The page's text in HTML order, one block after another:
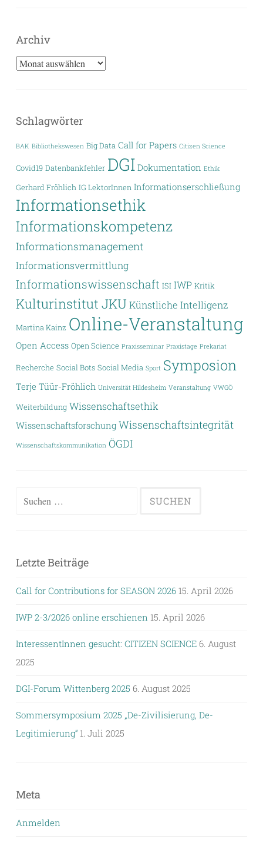
Archiv
Archiv
Schlagwörter
BAK Bibliothekswesen Big Data Call for Papers Citizen Science
Covid19 Datenbankfehler DGI Dokumentation Ethik
Gerhard Fröhlich IG LektorInnen Informationserschließung
Informationsethik
Informationskompetenz
Informationsmanagement
Informationsvermittlung
Informationswissenschaft ISI IWP Kritik
Kulturinstitut JKU Künstliche Intelligenz
Martina Kainz Online-Veranstaltung
Open Access Open Science Praxisseminar Praxistage Prekariat
Recherche Social Bots Social Media Sport Symposion
Terje Tüür-Fröhlich Universität Hildesheim Veranstaltung VWGÖ
Weiterbildung Wissenschaftsethik
Wissenschaftsforschung Wissenschaftsintegrität
Wissenschaftskommunikation ÖGDI
Suchen
Letzte Beiträge
Call for Contributions for SEASON 2026 15. April 2026
IWP 2-3/2026 online erschienen 15. April 2026
InteressentInnen gesucht: CITIZEN SCIENCE 6. August
2025
DGI-Forum Wittenberg 2025 6. August 2025
Sommersymposium 2025 „De-Zivilisierung, De-
Legitimierung“ 1. Juli 2025
Meta
Anmelden